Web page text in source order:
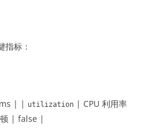
指标：
| | utilization | CPU 利用率
| false |